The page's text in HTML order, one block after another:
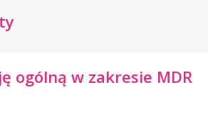
ogólną w zakresie MDR